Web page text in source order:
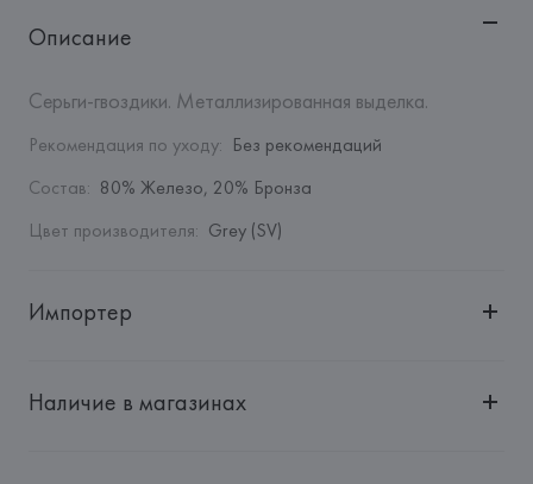
Описание
Серьги-гвоздики. Металлизированная выделка.
Рекомендация по уходу: Без рекомендаций
Состав: 80% Железо, 20% Бронза
Цвет производителя: Grey (SV)
Импортер
"БелВиринея"
Наличие в магазинах